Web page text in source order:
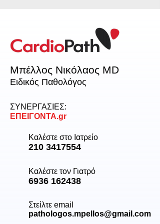
Μπέλλος Νικόλαος MD
Ειδικός Παθολόγος
ΣΥΝΕΡΓΑΣΙΕΣ:
ΕΠΕΙΓΟΝΤΑ.gr
Καλέστε στο Ιατρείο
210 3417554
Καλέστε τον Γιατρό
6936 162438
Στείλτε email
pathologos.mpellos@gmail.com